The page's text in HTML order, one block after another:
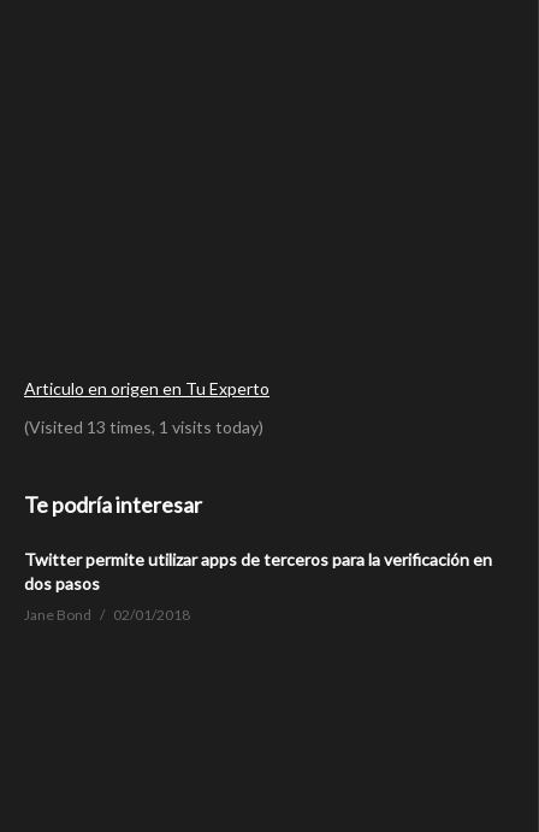
Articulo en origen en Tu Experto
(Visited 13 times, 1 visits today)
Te podría interesar
Twitter permite utilizar apps de terceros para la verificación en
dos pasos
Jane Bond 02/01/2018